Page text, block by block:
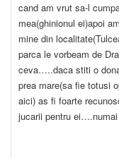
cand am vrut sa-l
mea(ghinionul ei)apoi
mine din
parca le vorbeam de
ceva…..daca stiti o
prea mare(sa fie totusi
aici) as fi foarte
jucarii pentru